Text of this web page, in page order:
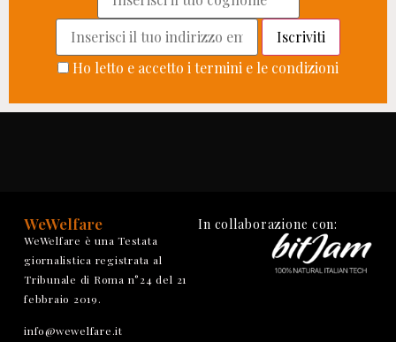
Ho letto e accetto i termini e le condizioni
WeWelfare
WeWelfare è una Testata
giornalistica registrata al
Tribunale di Roma n°24 del 21
febbraio 2019.
info@wewelfare.it
In collaborazione con: